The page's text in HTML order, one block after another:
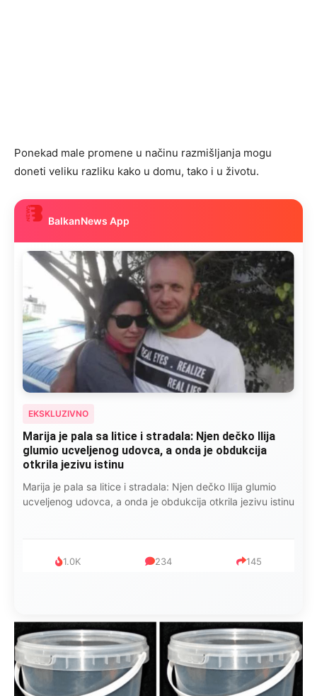
Ponekad male promene u načinu razmišljanja mogu
doneti veliku razliku kako u domu, tako i u životu.
BalkanNews App
EKSKLUZIVNO
Marija je pala sa litice i stradala: Njen dečko Ilija
glumio ucveljenog udovca, a onda je obdukcija
otkrila jezivu istinu
Marija je pala sa litice i stradala: Njen dečko Ilija glumio
ucveljenog udovca, a onda je obdukcija otkrila jezivu istinu
1.0K 234 145